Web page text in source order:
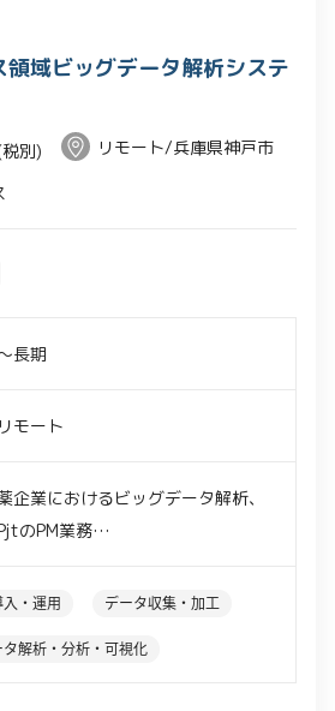
領域ビッグデータ解析システ
別)
リモート/兵庫県神戸市
長期
モート
企業におけるビッグデータ解析、
のPM業務
歴、webカンファレンス視聴履歴の
記データからの課題抽出、システム
・運用 データ収集・加工
タ解析・分析・可視化